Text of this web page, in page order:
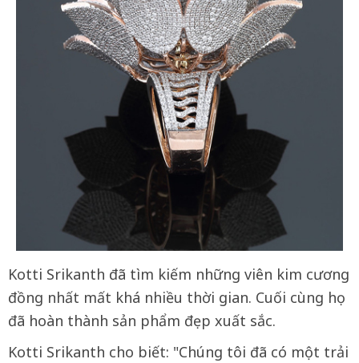
Kotti Srikanth đã tìm kiếm những viên kim cương
đồng nhất mất khá nhiều thời gian. Cuối cùng họ
đã hoàn thành sản phẩm đẹp xuất sắc.
Kotti Srikanth cho biết: "Chúng tôi đã có một trải